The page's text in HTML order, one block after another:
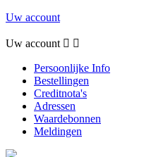
Uw account
Uw account  
Persoonlijke Info
Bestellingen
Creditnota's
Adressen
Waardebonnen
Meldingen